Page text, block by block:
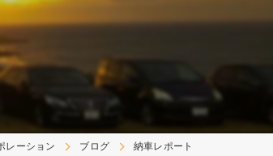
レーション ブログ 納車レポート